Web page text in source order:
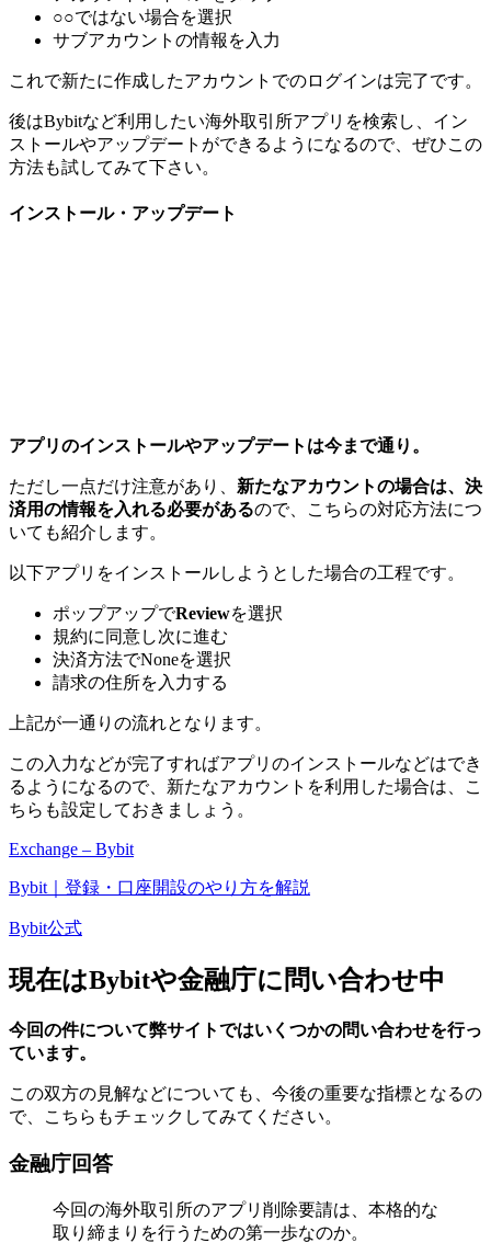
○○ではない場合を選択
サブアカウントの情報を入力
これで新たに作成したアカウントでのログインは完了です。
後はBybitなど利用したい海外取引所アプリを検索し、イン
ストールやアップデートができるようになるので、ぜひこの
方法も試してみて下さい。
インストール・アップデート
アプリのインストールやアップデートは今まで通り。
ただし一点だけ注意があり、 新たなアカウントの場合は、決
済用の情報を入れる必要があるので、こちらの対応方法につ
いても紹介します。
以下アプリをインストールしようとした場合の工程です。
ポップアップでReviewを選択
規約に同意し次に進む
決済方法でNoneを選択
請求の住所を入力する
上記が一通りの流れとなります。
この入力などが完了すればアプリのインストールなどはでき
るようになるので、新たなアカウントを利用した場合は、こ
ちらも設定しておきましょう。
Exchange – Bybit
Bybit｜登録・口座開設のやり方を解説
Bybit公式
現在はBybitや金融庁に問い合わせ中
今回の件について弊サイトではいくつかの問い合わせを行っ
ています。
この双方の見解などについても、今後の重要な指標となるの
で、こちらもチェックしてみてください。
金融庁回答
今回の海外取引所のアプリ削除要請は、本格的な
取り締まりを行うための第一歩なのか。